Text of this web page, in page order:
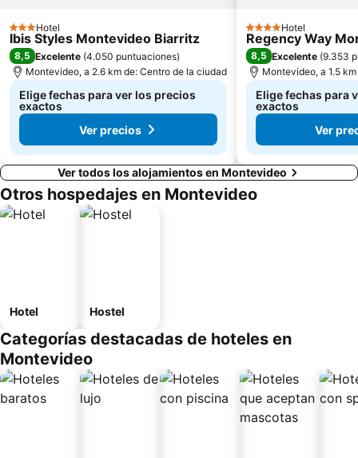
3 Estrellas
Hotel
Ibis Styles Montevideo Biarritz
8,5 Excelente (4.050 puntuaciones)
Montevideo, a 2.6 km de: Centro de la ciudad
Elige fechas para ver los precios
exactos
Ver precios
4 Estrellas
Hotel
Regency Way
8,5 Excelente (9.353
Montevideo, a 1.5
Elige fechas para
exactos
Ver
Ver todos los alojamientos en Montevideo
Otros hospedajes en Montevideo
Hotel Hostel
Categorías destacadas de hoteles en
Montevideo